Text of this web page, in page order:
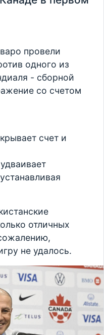
провели
одного из
- сборной
со счетом
счет и
отличных
не удалось.